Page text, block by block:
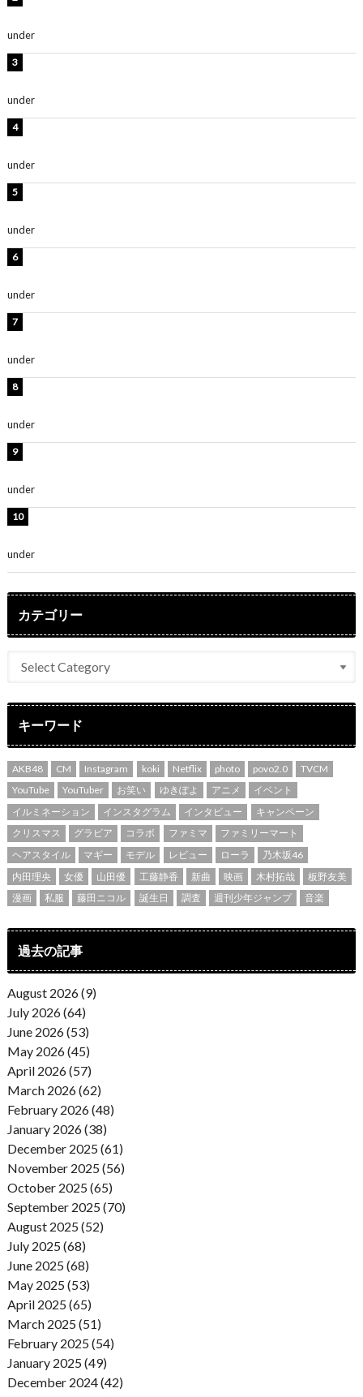
under
under
under
under
under
under
under
under
under
カテゴリー
キーワード
AKB48 CM Instagram koki Netflix photo povo2.0
TVCM
YouTube
YouTuber お笑い ゆきぽよ アニメ
イベント
イルミネーション
インスタグラム インタビュー
キャンペーン
クリスマス
グラビア コラボ ファミマ
ファミリーマート
ヘアスタイル
マギー モデル レビュー ローラ
乃木坂46
内田理央
女優 山田優 工藤静香 新曲 映画 木村拓哉
板野友美
漫画
私服 藤田ニコル 誕生日 調査 週刊少年ジャンプ 音楽
過去の記事
August 2026 (9)
July 2026 (64)
June 2026 (53)
May 2026 (45)
April 2026 (57)
March 2026 (62)
February 2026 (48)
January 2026 (38)
December 2025 (61)
November 2025 (56)
October 2025 (65)
September 2025 (70)
August 2025 (52)
July 2025 (68)
June 2025 (68)
May 2025 (53)
April 2025 (65)
March 2025 (51)
February 2025 (54)
January 2025 (49)
December 2024 (42)